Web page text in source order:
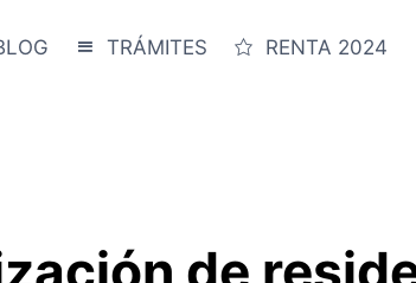
TRÁMITES RENTA 2024